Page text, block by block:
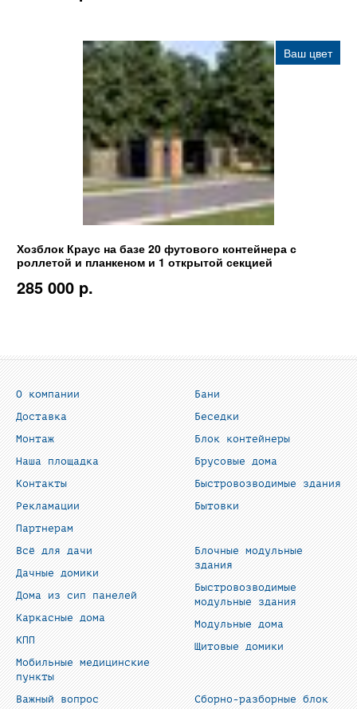
Ваш цвет
Хозблок Краус на базе 20 футового контейнера с
роллетой и планкеном и 1 открытой секцией
285 000 p.
О компании
Доставка
Монтаж
Наша площадка
Контакты
Рекламации
Партнерам
Бани
Беседки
Блок контейнеры
Брусовые дома
Быстровозводимые здания
Бытовки
Всё для дачи
Дачные домики
Дома из сип панелей
Каркасные дома
КПП
Мобильные медицинские
пункты
Блочные модульные
здания
Быстровозводимые
модульные здания
Модульные дома
Щитовые домики
Важный вопрос
Сборно-разборные блок